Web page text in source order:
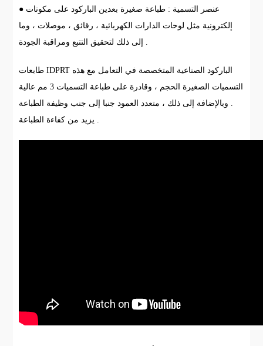
● عنصر التسمية : طباعة صغيرة بعدين الباركود على مكونات
إلكترونية مثل لوحات الدارات الكهربائية ، رقائق ، موصلات ، وما
إلى ذلك لتحقيق التتبع ومراقبة الجودة .
طابعات IDPRT الباركود الصناعية المتخصصة في التعامل مع هذه
التسميات الصغيرة الحجم ، وقادرة على طباعة التسميات 3 مم عالية
. وبالإضافة إلى ذلك ، متعدد العمود جنبا إلى جنب وظيفة الطباعة
يزيد من كفاءة الطباعة .